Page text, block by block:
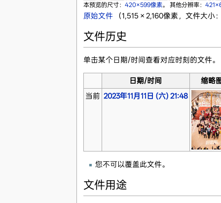
本预览的尺寸： 420×599像素。 其他分辨率：
原始文件‎ （1,515 × 2,160像素，文件大
文件历史
单击某个日期/时间查看对应时刻的文件。
日期/时间
缩略
当前 2023年11月11日 (六) 21:48
您不可以覆盖此文件。
文件用途